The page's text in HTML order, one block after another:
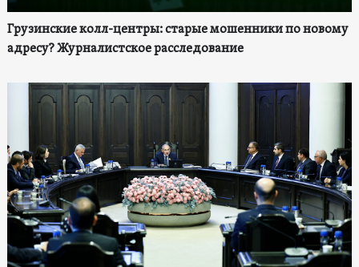
Грузинские колл-центры: старые мошенники по новому
адресу? Журналистское расследование